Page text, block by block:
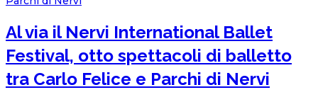
Al via il Nervi International Ballet
Festival, otto spettacoli di balletto
tra Carlo Felice e Parchi di Nervi